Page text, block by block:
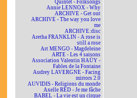
Quintet - Folksongs
Annie LENNOX - Why
ARCHIVE - Get out
ARCHIVE - The way you love
me
ARCHIVE:disc
Aretha FRANKLIN - A rose is
still a rose
Art MENGO - Magdeleine
ARTE - Les 4 saisons
Association Valentin HAÜY -
Fables de la Fontaine
Audrey LAVERGNE - Facing
mirrors 2.0
AUVIDIS - Religions du monde
Axelle RED - Je me fâche
BABEL - La vie est un cirque